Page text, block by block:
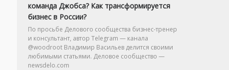
команда Джобса? Как трансформируется
бизнес в России?
По просьбе Делового сообщества бизнес-тренер
и консультант, автор Telegram — канала
@woodroot Владимир Васильев делится своими
любимыми статьями. Деловое сообщество —
newsdelo.com